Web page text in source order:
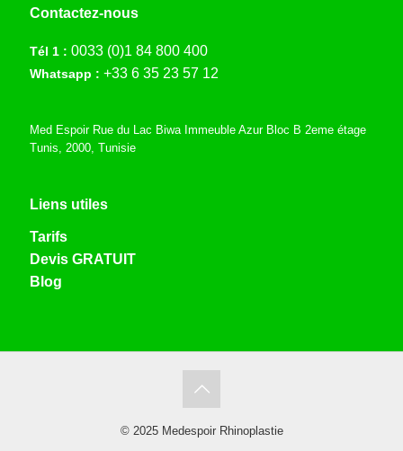
Contactez-nous
Tél 1 : 0033 (0)1 84 800 400
Whatsapp : +33 6 35 23 57 12
Med Espoir Rue du Lac Biwa Immeuble Azur Bloc B 2eme étage
Tunis, 2000, Tunisie
Liens utiles
Tarifs
Devis GRATUIT
Blog
© 2025 Medespoir Rhinoplastie